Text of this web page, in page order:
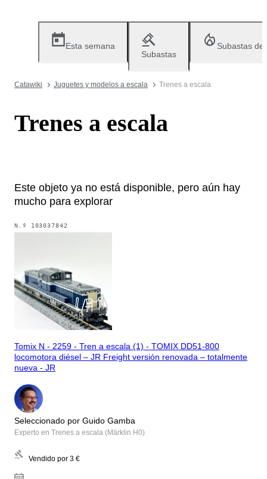
Esta semana
Subastas
Subastas
Catawiki Juguetes y modelos a escala Trenes a escala
Trenes a escala
Este objeto ya no está disponible, pero aún hay
mucho para explorar
N.º 103037842
Tomix N - 2259 - Tren a escala (1) - TOMIX DD51-800
locomotora diésel – JR Freight versión renovada – totalmente
nueva - JR
Seleccionado por Guido Gamba
Experto en Trenes a escala (Märklin H0)
Vendido por 3 €